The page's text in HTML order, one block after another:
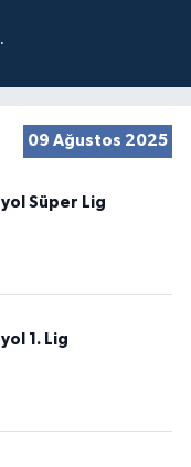
09 Ağustos 2025
Süper Lig
1. Lig